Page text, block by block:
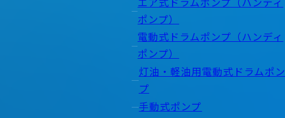
エア式ドラムポンプ（ハンディ
ポンプ）
電動式ドラムポンプ（ハンディ
ポンプ）
灯油・軽油用電動式ドラムポン
プ
手動式ポンプ